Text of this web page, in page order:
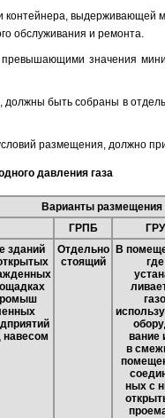
обслуживания и ремонта.
значения
быть собраны в
размещения, должно
давления газа
Варианты размещения
ГРПБ ГРУ
зданий
навесом
Отдельно
стоящий
В
где
газо
вание
в
ных с